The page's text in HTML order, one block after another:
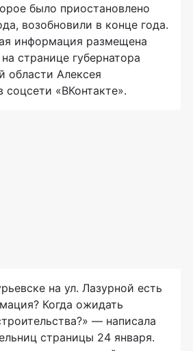
было приостановлено
возобновили в конце года.
информация размещена
странице губернатора
области Алексея
соцсети «ВКонтакте».
на ул. Лазурной есть
Когда ожидать
— написала
страницы 24 января.